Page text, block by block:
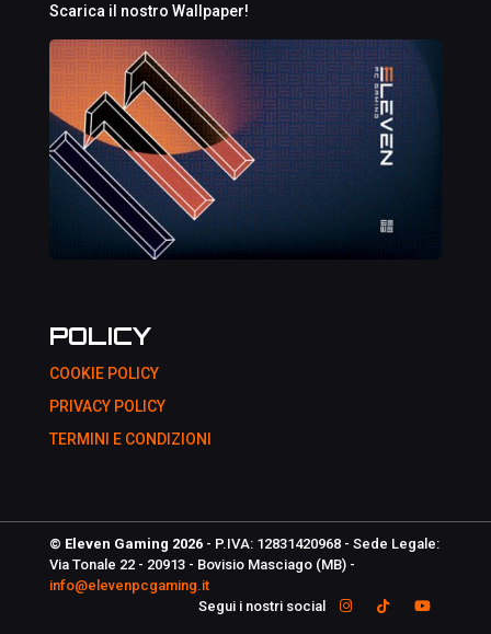
Scarica il nostro Wallpaper!
POLICY
COOKIE POLICY
PRIVACY POLICY
TERMINI E CONDIZIONI
© Eleven Gaming 2026 - P.IVA: 12831420968 - Sede Legale:
Via Tonale 22 - 20913 - Bovisio Masciago (MB) -
info@elevenpcgaming.it
Segui i nostri social